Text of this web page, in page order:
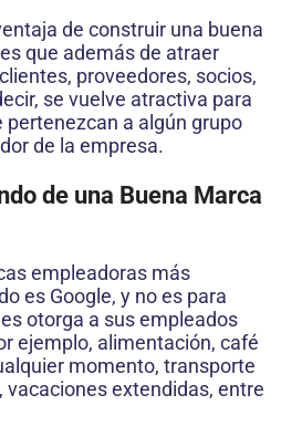
de construir una buena
que además de atraer
proveedores, socios,
se vuelve atractiva para
a algún grupo
de la empresa.
de una Buena Marca
empleadoras más
es Google, y no es para
otorga a sus empleados
ejemplo, alimentación, café
momento, transporte
vacaciones extendidas, entre